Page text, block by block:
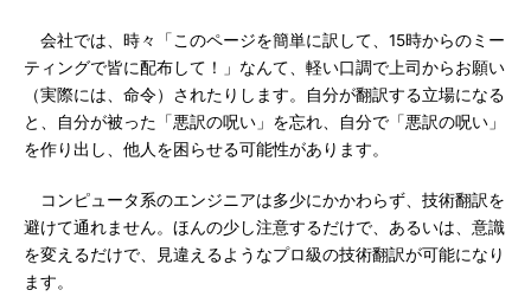
会社では、時々「このページを簡単に訳して、15時からのミー
ティングで皆に配布して！」なんて、軽い口調で上司からお願い
（実際には、命令）されたりします。自分が翻訳する立場になる
と、自分が被った「悪訳の呪い」を忘れ、自分で「悪訳の呪い」
を作り出し、他人を困らせる可能性があります。
コンピュータ系のエンジニアは多少にかかわらず、技術翻訳を
避けて通れません。ほんの少し注意するだけで、あるいは、意識
を変えるだけで、見違えるようなプロ級の技術翻訳が可能になり
ます。